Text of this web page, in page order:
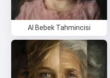
AI Bebek Tahmincisi